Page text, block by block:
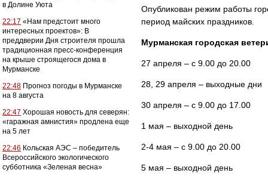
в Долине Уюта
22:17 «Нам предстоит много
интересных проектов»: В
преддверии Дня строителя прошла
традиционная пресс-конференция
на крыше строящегося дома в
Мурманске
22:48 Прогноз погоды в Мурманске
на 8 августа
22:47 Хорошая новость для северян:
«гаражная амнистия» продлена еще
на 5 лет
22:46 Кольская АЭС – победитель
Всероссийского экологического
субботника «Зеленая весна»
Опубликован режим работы
период майских праздников.
Мурманская городская
27 апреля – с 9.00 до 20.00
28, 29 апреля – выходные дни
30 апреля – с 9.00 до 17.00
1 мая – выходной день
2-4 мая – с 9.00 до 20.00
5 мая – выходной день